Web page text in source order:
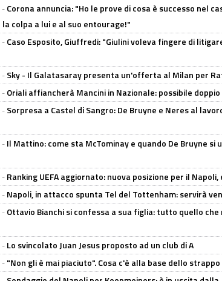
- Corona annuncia: "Ho le prove di cosa è successo nel
colpa a lui e al suo entourage!"
- Caso Esposito, Giuffredi: "Giulini voleva fingere di
- Sky - Il Galatasaray presenta un'offerta al Milan per
- Oriali affiancherà Mancini in Nazionale: possibile
- Sorpresa a Castel di Sangro: De Bruyne e Neres al
- Il Mattino: come sta McTominay e quando De Bruyne si
- Ranking UEFA aggiornato: nuova posizione per il
- Napoli, in attacco spunta Tel del Tottenham: servirà
- Ottavio Bianchi si confessa a sua figlia: tutto quello
- Lo svincolato Juan Jesus proposto ad un club di A
- "Non gli è mai piaciuto". Cosa c'è alla base dello